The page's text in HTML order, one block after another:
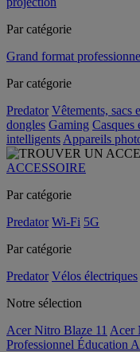
Par catégorie
Grand format
Par catégorie
Predator Vêtements, sacs
dongles Gaming Casques
intelligents Appareils
ACCESSOIRE
Par catégorie
Predator Wi-Fi 5G
Par catégorie
Predator Vélos électriques
Notre sélection
Acer Nitro Blaze 11 Acer
Professionnel Éducation